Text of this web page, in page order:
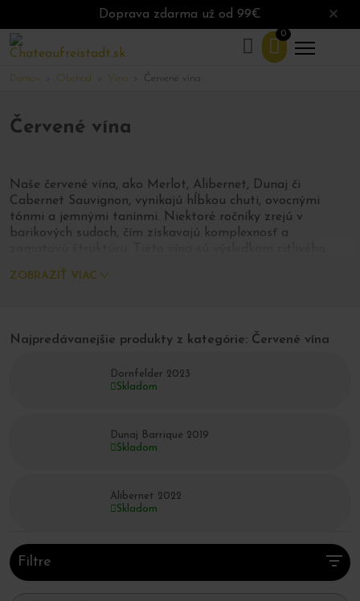
Doprava zdarma už od 99€
0
Domov > Obchod > Víno > Červené vína
Červené vína
Naše červené vína, ako Merlot, Alibernet, Dunaj či
Cabernet Sauvignon, vynikajú hĺbkou chuti, ovocnými
tónmi a jemnými tanínmi. Niektoré ročníky zrejú v
barikových sudoch, čím získavajú komplexnosť a
tradíciu.
ZOBRAZIŤ VIAC
Najpredávanejšie produkty z kategórie: Červené vína
Dornfelder 2023
Skladom
Dunaj Barrique 2019
Skladom
Alibernet 2022
Skladom
Filtre